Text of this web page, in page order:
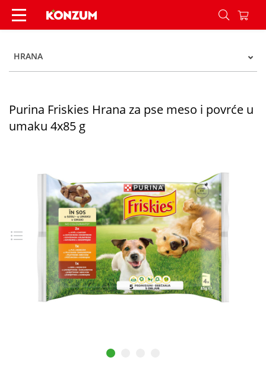
Purina Friskies Hrana za pse meso i povrće u
HRANA
Purina Friskies Hrana za pse meso i povrće u
umaku 4x85 g